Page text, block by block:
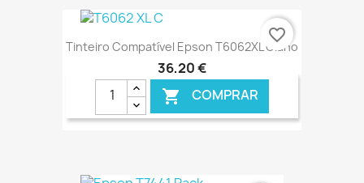
Tinteiro Compatível Epson T6062XL Ciano
36,20 €
 COMPRAR
favorite_border